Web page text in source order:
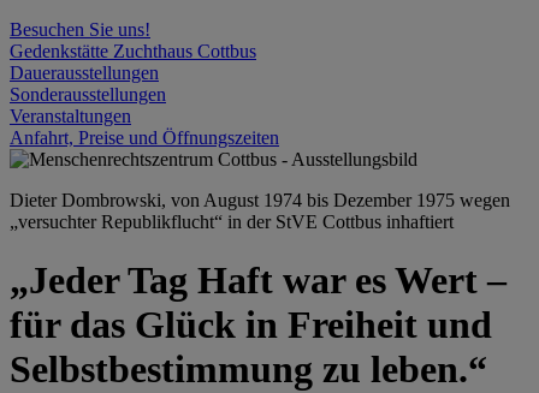
Besuchen Sie uns!
Gedenkstätte Zuchthaus Cottbus
Dauerausstellungen
Sonderausstellungen
Veranstaltungen
Anfahrt, Preise und Öffnungszeiten
Dieter Dombrowski, von August 1974 bis Dezember 1975 wegen
„versuchter Republikflucht“ in der StVE Cottbus inhaftiert
„Jeder Tag Haft war es Wert –
für das Glück in Freiheit und
Selbstbestimmung zu leben.“